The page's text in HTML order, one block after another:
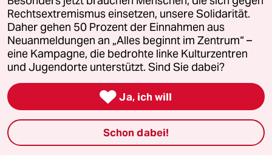
'Seht doch, selbst die Altparteien glauben
nicht, dass die AfD verboten werden kann!'
Man kann dann schon den Countdown setzen,
wann die sogenannte Brandmauer fallen wird.
Den Rest möge sich jeder selbst ausmalen.
MW Magnus Wagner
Rechtsextremismus einsetzen, unsere Solidarität.
Daher gehen 50 Prozent der Einnahmen aus
Neuanmeldungen an „Alles beginnt im Zentrum“ –
eine Kampagne, die bedrohte linke Kulturzentren
und Jugendorte unterstützt. Sind Sie dabei?
 Ja, ich will
Schon dabei!